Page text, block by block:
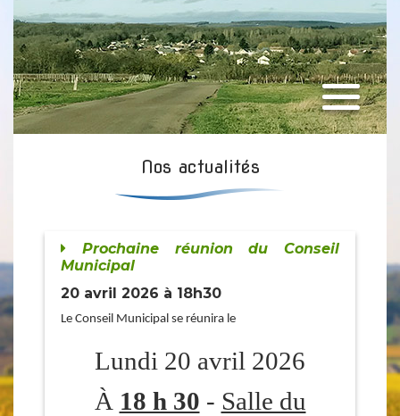
Nos actualités
Prochaine réunion du Conseil
Municipal
20 avril 2026 à 18h30
Le Conseil Municipal se réunira le
Lundi 20 avril 2026
À 18 h 30 - Salle du